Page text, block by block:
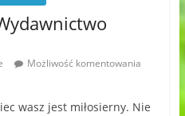
Możliwość komentowania
wasz jest miłosierny. Nie